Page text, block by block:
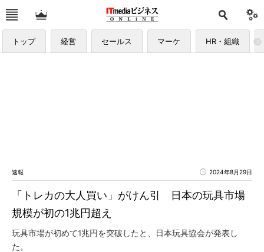
トップ 経営 セールス マーケ HR・組織
速報 2024年8月29日
「トレカの大人買い」がけん引 日本の玩具市場
規模が初の1兆円超え
玩具市場が初めて1兆円を突破したと、日本玩具協会が発表し
た。